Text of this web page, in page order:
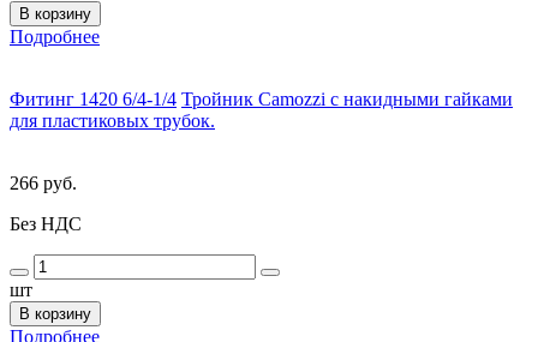
В корзину
Подробнее
Фитинг 1420 6/4-1/4 Тройник Camozzi с накидными гайками
для пластиковых трубок.
266 руб.
Без НДС
шт
В корзину
Подробнее